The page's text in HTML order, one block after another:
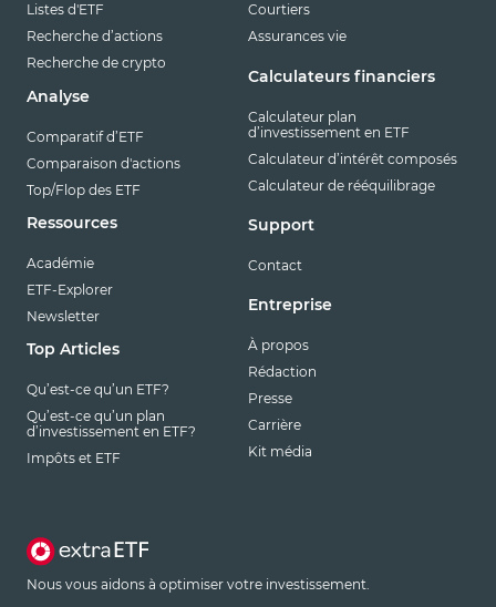
Listes d'ETF
Recherche d’actions
Recherche de crypto
Analyse
Comparatif d’ETF
Comparaison d'actions
Top/Flop des ETF
Ressources
Académie
ETF-Explorer
Newsletter
Top Articles
Qu’est-ce qu’un ETF?
Qu’est-ce qu’un plan
d’investissement en ETF?
Impôts et ETF
Courtiers
Assurances vie
Calculateurs financiers
Calculateur plan
d’investissement en ETF
Calculateur d’intérêt composés
Calculateur de rééquilibrage
Support
Contact
Entreprise
À propos
Rédaction
Presse
Carrière
Kit média
Nous vous aidons à optimiser votre investissement.